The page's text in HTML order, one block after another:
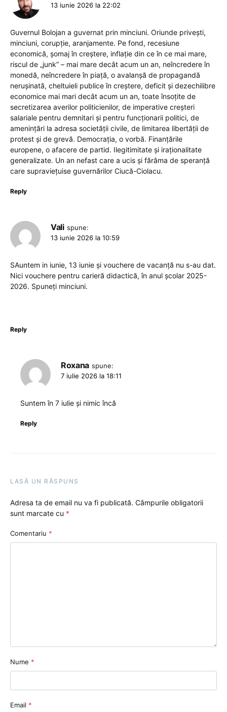
13 iunie 2026 la 22:02
Guvernul Bolojan a guvernat prin minciuni. Oriunde privești,
minciuni, corupție, aranjamente. Pe fond, recesiune
economică, șomaj în creștere, inflație din ce în ce mai mare,
riscul de „junk” – mai mare decât acum un an, neîncredere în
monedă, neîncredere în piață, o avalanșă de propagandă
nerușinată, cheltuieli publice în creștere, deficit și dezechilibre
economice mai mari decât acum un an, toate însoțite de
secretizarea averilor politicienilor, de imperative creșteri
salariale pentru demnitari și pentru funcționarii politici, de
amenințări la adresa societății civile, de limitarea libertății de
protest și de grevă. Democrația, o vorbă. Finanțările
europene, o afacere de partid. Ilegitimitate și iraționalitate
generalizate. Un an nefast care a ucis și fărâma de speranță
care supraviețuise guvernărilor Ciucă-Ciolacu.
Reply
Vali spune:
13 iunie 2026 la 10:59
SAuntem in iunie, 13 iunie și vouchere de vacanță nu s-au dat.
Nici vouchere pentru carieră didactică, în anul școlar 2025-
2026. Spuneți minciuni.
Reply
Roxana spune:
7 iulie 2026 la 18:11
Suntem în 7 iulie și nimic încă
Reply
LASĂ UN RĂSPUNS
Adresa ta de email nu va fi publicată. Câmpurile obligatorii
sunt marcate cu *
Comentariu *
Nume *
Email *